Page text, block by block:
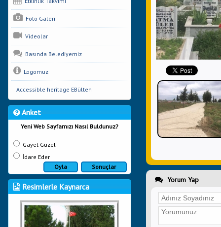
Foto Galeri
Videolar
Basında Belediyemiz
Logomuz
Accessible heritage EBülten
Anket
Yeni Web Sayfamızı Nasıl Buldunuz?
Gayet Güzel
İdare Eder
Sonuçlar
Oyla
Resimlerle Kaynarca
Yorum Yap